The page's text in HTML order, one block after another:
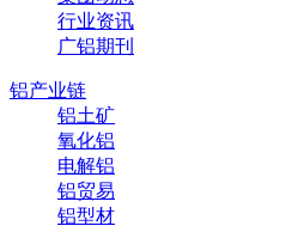
行业资讯
广铝期刊
铝产业链
铝土矿
氧化铝
电解铝
铝贸易
铝型材